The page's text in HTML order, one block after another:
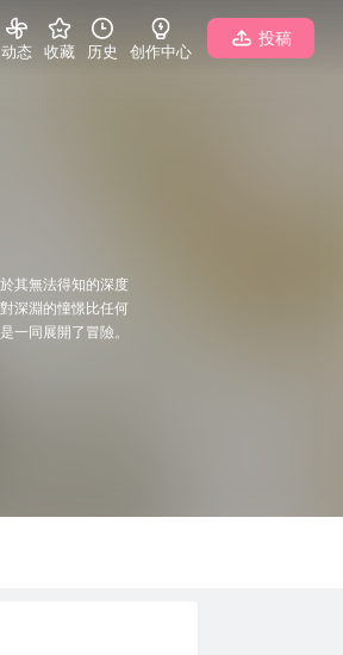
动态 收藏 历史 创作中心
投稿
其無法得知的深度
深淵的憧憬比任何
一同展開了冒險。